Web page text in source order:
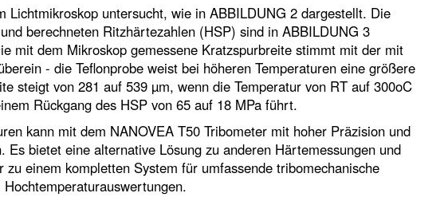
Lichtmikroskop untersucht, wie in ABBILDUNG 2 dargestellt. Die
berechneten Ritzhärtezahlen (HSP) sind in ABBILDUNG 3
mit dem Mikroskop gemessene Kratzspurbreite stimmt mit der mit
- die Teflonprobe weist bei höheren Temperaturen eine größere
steigt von 281 auf 539 µm, wenn die Temperatur von RT auf 300oC
Rückgang des HSP von 65 auf 18 MPa führt.
kann mit dem NANOVEA T50 Tribometer mit hoher Präzision und
Es bietet eine alternative Lösung zu anderen Härtemessungen und
zu einem kompletten System für umfassende tribomechanische
Hochtemperaturauswertungen.